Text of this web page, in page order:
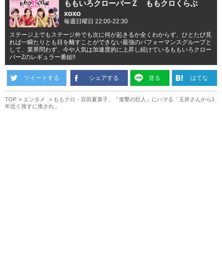
ももいろクローバーＺ ももクロくらぶ
xoxo
毎週日曜日 22:00-22:30
ステージ上でもステージ外でも次に何が起きるか全くわからず、ひとたび見
れば一瞬たりとも目を離すことができない最強のパフォーマンスグループと
して、業界問わず、今や人気は加速度的に上昇し続けているももいろクロー
バーZのレギュラー番組!!
ツイートする シェアする 送る はてな
TOP エンタメ
ももクロ・百田夏菜子、『進撃の巨人』にハマる「玉井さんから1
年近く推すに推され」